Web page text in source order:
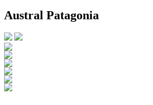
Austral Patagonia